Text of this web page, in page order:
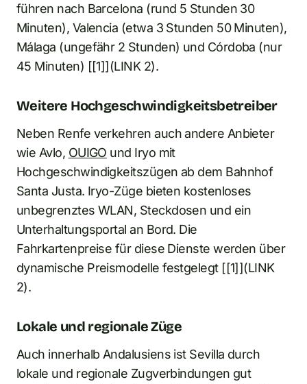
führen nach Barcelona (rund 5 Stunden 30
Minuten), Valencia (etwa 3 Stunden 50 Minuten),
Málaga (ungefähr 2 Stunden) und Córdoba (nur
45 Minuten) [[1]](LINK 2).
Weitere Hochgeschwindigkeitsbetreiber
Neben Renfe verkehren auch andere Anbieter
wie Avlo, OUIGO und Iryo mit
Hochgeschwindigkeitszügen ab dem Bahnhof
Santa Justa. Iryo-Züge bieten kostenloses
unbegrenztes WLAN, Steckdosen und ein
Unterhaltungsportal an Bord. Die
Fahrkartenpreise für diese Dienste werden über
dynamische Preismodelle festgelegt [[1]](LINK
2).
Lokale und regionale Züge
Auch innerhalb Andalusiens ist Sevilla durch
lokale und regionale Zugverbindungen gut